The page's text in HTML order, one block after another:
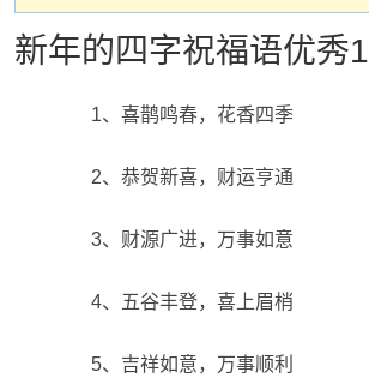
新年的四字祝福语优秀1
1、喜鹊鸣春，花香四季
2、恭贺新喜，财运亨通
3、财源广进，万事如意
4、五谷丰登，喜上眉梢
5、吉祥如意，万事顺利